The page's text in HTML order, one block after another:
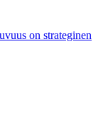
on strateginen